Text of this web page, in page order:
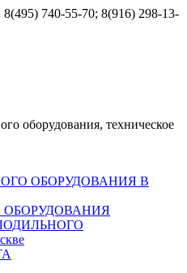
8(495) 740-55-70; 8(916) 298-13-
оборудования, техническое
ОБОРУДОВАНИЯ В